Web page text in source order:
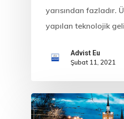
yarısından fazladır.
yapılan teknolojik
Advist Eu
Şubat 11, 2021